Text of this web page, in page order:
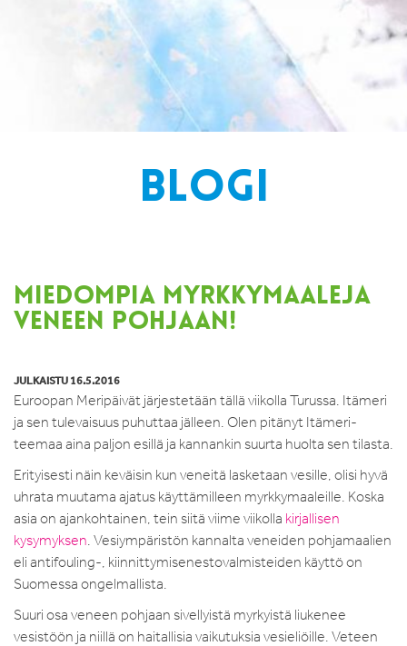
BLOGI
MIEDOMPIA MYRKKYMAALEJA
VENEEN POHJAAN!
JULKAISTU 16.5.2016
Euroopan Meripäivät järjestetään tällä viikolla Turussa. Itämeri
ja sen tulevaisuus puhuttaa jälleen. Olen pitänyt Itämeri-
teemaa aina paljon esillä ja kannankin suurta huolta sen tilasta.
Erityisesti näin keväisin kun veneitä lasketaan vesille, olisi hyvä
uhrata muutama ajatus käyttämilleen myrkkymaaleille. Koska
asia on ajankohtainen, tein siitä viime viikolla kirjallisen
kysymyksen. Vesiympäristön kannalta veneiden pohjamaalien
eli antifouling-, kiinnittymisenestovalmisteiden käyttö on
Suomessa ongelmallista.
Suuri osa veneen pohjaan sivellyistä myrkyistä liukenee
vesistöön ja niillä on haitallisia vaikutuksia vesieliöille. Veteen